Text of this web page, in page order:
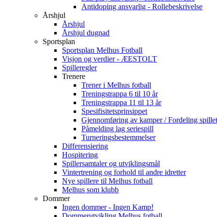
Antidoping ansvarlig - Rollebeskrivelse
Årshjul
Årshjul
Årshjul dugnad
Sportsplan
Sportsplan Melhus Fotball
Visjon og verdier - ÆESTOLT
Spilleregler
Trenere
Trener i Melhus fotball
Treningstrappa 6 til 10 år
Treningstrappa 11 til 13 år
Spesifisitetsprinsippet
Gjennomføring av kamper / Fordeling
Påmelding lag seriespill
Turneringsbestemmelser
Differensiering
Hospitering
Spillersamtaler og utviklingsmål
Vintertrening og forhold til andre idretter
Nye spillere til Melhus fotball
Melhus som klubb
Dommer
Ingen dommer - Ingen Kamp!